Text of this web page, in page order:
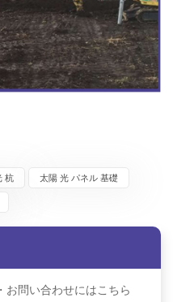
杭 太陽 光 パネル 基礎
お問い合わせにはこちら